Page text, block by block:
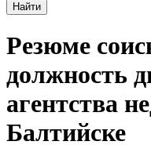
Найти
Резюме
должность
агентства
Балтийске